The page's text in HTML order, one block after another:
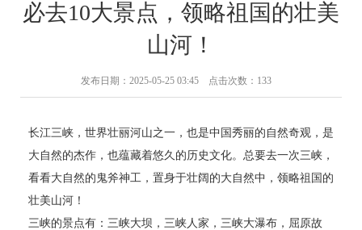
必去10大景点，领略祖国的壮美
山河！
发布日期：2025-05-25 03:45 点击次数：133
长江三峡，世界壮丽河山之一，也是中国秀丽的自然奇观，是
大自然的杰作，也蕴藏着悠久的历史文化。总要去一次三峡，
看看大自然的鬼斧神工，置身于壮阔的大自然中，领略祖国的
壮美山河！
三峡的景点有：三峡大坝，三峡人家，三峡大瀑布，屈原故